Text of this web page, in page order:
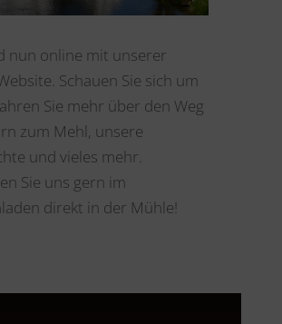
nun online mit unserer
Schauen Sie sich um
Sie mehr über den Weg
zum Mehl, unsere
und vieles mehr.
Sie uns gern im
direkt in der Mühle!